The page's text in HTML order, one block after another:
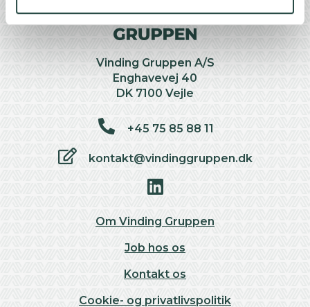
Vinding Gruppen A/S
Enghavevej 40
DK 7100 Vejle
+45 75 85 88 11
kontakt@vindinggruppen.dk
Om Vinding Gruppen
Job hos os
Kontakt os
Cookie- og privatlivspolitik